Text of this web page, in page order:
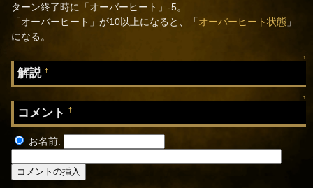
ターン終了時に「オーバーヒート」-5。
「オーバーヒート」が10以上になると、「オーバーヒート状態 」
になる。
↑
解説†
↑
コメント†
お名前: